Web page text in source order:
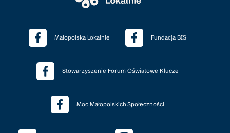
Małopolska Lokalnie Fundacja BIS
Stowarzyszenie Forum Oświatowe Klucze
Moc Małopolskich Społeczności